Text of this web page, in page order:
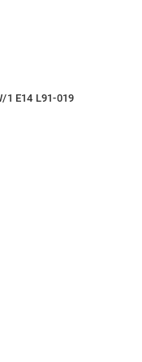
1 E14 L91-019